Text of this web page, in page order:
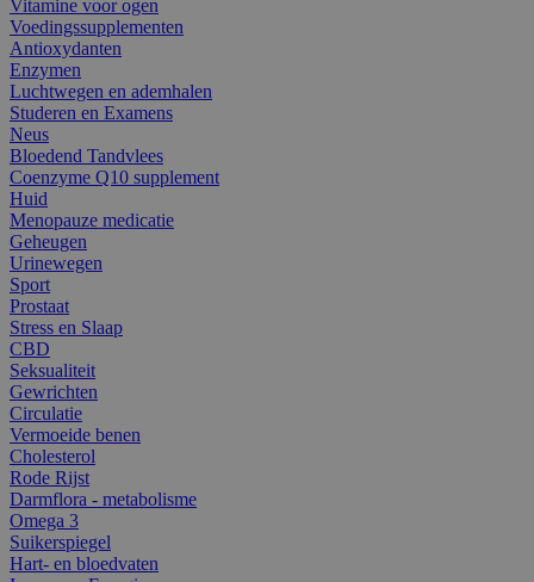
Vitamine voor ogen
Voedingssupplementen
Antioxydanten
Enzymen
Luchtwegen en ademhalen
Studeren en Examens
Neus
Bloedend Tandvlees
Coenzyme Q10 supplement
Huid
Menopauze medicatie
Geheugen
Urinewegen
Sport
Prostaat
Stress en Slaap
CBD
Seksualiteit
Gewrichten
Circulatie
Vermoeide benen
Cholesterol
Rode Rijst
Darmflora - metabolisme
Omega 3
Suikerspiegel
Hart- en bloedvaten